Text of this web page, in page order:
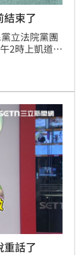
束了
立法院黨團
2時上凱道，
女神」，還
然寥寥無幾。
時在下午4時
內就已經收
話了